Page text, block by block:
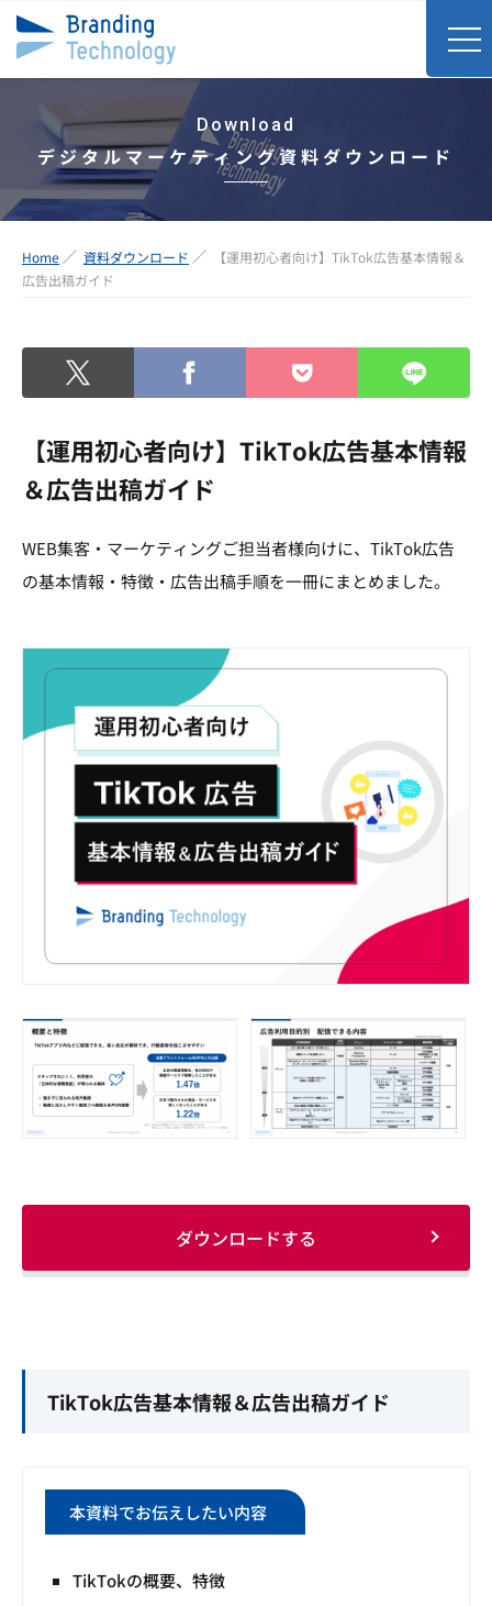
Download
デジタルマーケティング資料ダウンロード
Home 資料ダウンロード
【運用初心者向け】TikTok広告基本情報＆
広告出稿ガイド
【運用初心者向け】TikTok広告基本情報
＆広告出稿ガイド
WEB集客・マーケティングご担当者様向けに、TikTok広告
の基本情報・特徴・広告出稿手順を一冊にまとめました。
ダウンロードする
TikTok広告基本情報＆広告出稿ガイド
本資料でお伝えしたい内容
TikTokの概要、特徴